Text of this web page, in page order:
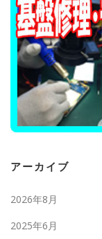
アーカイブ
2026年8月
2025年6月